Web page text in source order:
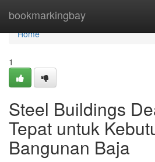
bookmarkingbay
Home
Home
1
Steel Buildings
Tepat untuk
Bangunan Baja